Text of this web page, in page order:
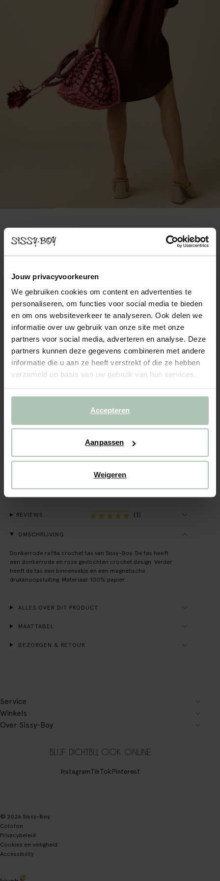
Jouw privacyvoorkeuren
We gebruiken cookies om content en advertenties te
personaliseren, om functies voor social media te bieden
en om ons websiteverkeer te analyseren. Ook delen we
informatie over uw gebruik van onze site met onze
partners voor social media, adverteren en analyse. Deze
partners kunnen deze gegevens combineren met andere
informatie die u aan ze heeft verstrekt of die ze hebben
verzameld op basis van uw gebruik van hun services.
Accepteren
Aanpassen
Weigeren
59.9930.00
Kleuren
IN WINKELMAND
Gratis verzending naar winkel
Snelle levering
REVIEWS (1)
OMSCHRIJVING
Donkerrode raffia crochet tas van Sissy-Boy. De tas heeft
een donkerrode en roze gevlochten crochet design. Verder
heeft de tas een binnenvakje en een magnetische
drukknoopsluiting. Materiaal: 100% papier.
ALLES OVER DIT PRODUCT
MAATTABEL
BEZORGEN & RETOUR
Service
Winkels
Over Sissy-Boy
BLIJF DICHTBIJ, OOK ONLINE
InstagramTikTokPinterest
© 2026 Sissy-Boy
Colofon
Privacybeleid
Cookies en veiligheid
Accessibility